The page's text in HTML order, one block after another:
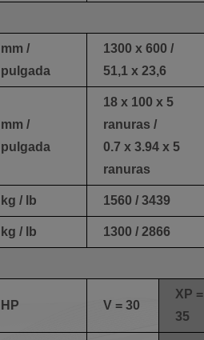
mm /
pulgada
1300 x 600 /
51,1 x 23,6
mm /
pulgada
18 x 100 x 5
ranuras /
0.7 x 3.94 x 5
ranuras
kg / lb 1560 / 3439
kg / lb 1300 / 2866
HP V = 30
XP =
35